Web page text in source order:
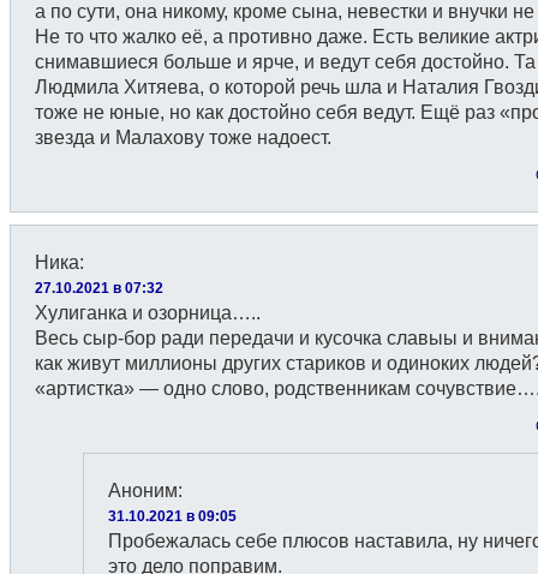
а по сути, она никому, кроме сына, невестки и внучки
Не то что жалко её, а противно даже. Есть великие
снимавшиеся больше и ярче, и ведут себя достойно.
Людмила Хитяева, о которой речь шла и Наталия
тоже не юные, но как достойно себя ведут. Ещё раз
звезда и Малахову тоже надоест.
Ника:
27.10.2021 в 07:32
Хулиганка и озорница…..
Весь сыр-бор ради передачи и кусочка славыы и
как живут миллионы других стариков и одиноких
«артистка» — одно слово, родственникам
Аноним:
31.10.2021 в 09:05
Пробежалась себе плюсов наставила, ну
это дело поправим.